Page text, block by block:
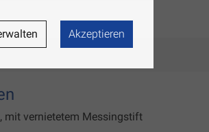
mit vernietetem Messingstift
Akzeptieren